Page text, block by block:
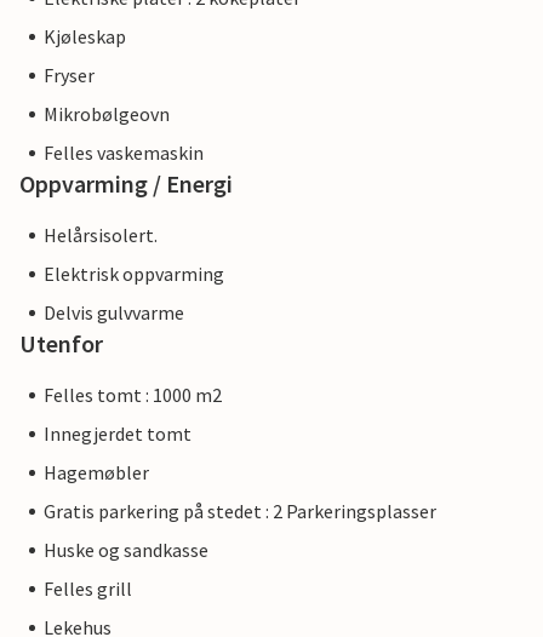
Kjøleskap
Fryser
Mikrobølgeovn
Felles vaskemaskin
Oppvarming / Energi
Helårsisolert.
Elektrisk oppvarming
Delvis gulvvarme
Utenfor
Felles tomt : 1000 m2
Innegjerdet tomt
Hagemøbler
Gratis parkering på stedet : 2 Parkeringsplasser
Huske og sandkasse
Felles grill
Lekehus